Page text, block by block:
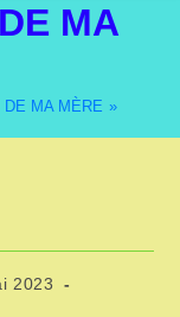
MA
MA MÈRE »
2023